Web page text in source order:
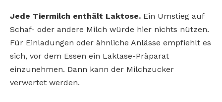
Jede Tiermilch enthält Laktose. Ein Umstieg auf
Schaf- oder andere Milch würde hier nichts nützen.
Für Einladungen oder ähnliche Anlässe empfiehlt es
sich, vor dem Essen ein Laktase-Präparat
einzunehmen. Dann kann der Milchzucker
verwertet werden.